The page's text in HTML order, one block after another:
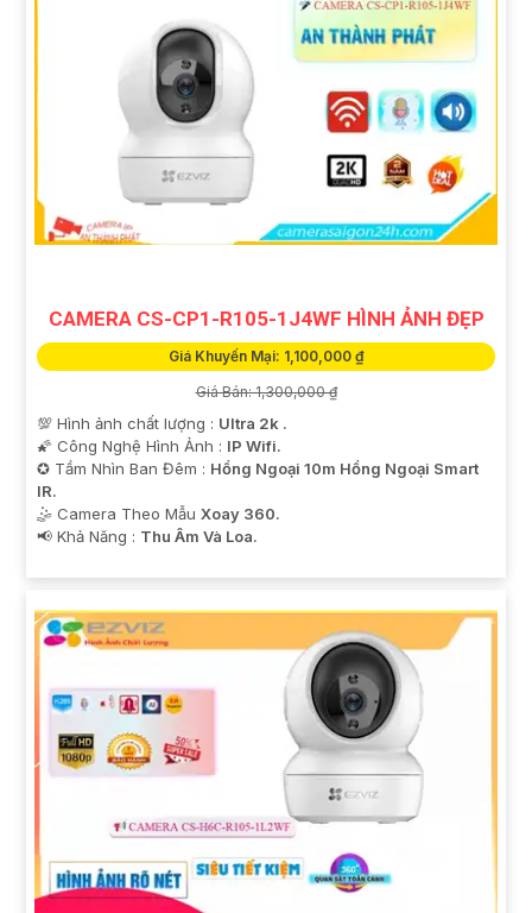
CAMERA CS-CP1-R105-1J4WF HÌNH ẢNH ĐẸP
Giá Khuyến Mại: 1,100,000 ₫
Giá Bán: 1,300,000 ₫
💯 Hình ảnh chất lượng : Ultra 2k .
🌠 Công Nghệ Hình Ảnh : IP Wifi.
✪ Tầm Nhìn Ban Đêm : Hồng Ngoại 10m Hồng Ngoại Smart
IR.
🤹 Camera Theo Mẫu Xoay 360.
️📢 Khả Năng : Thu Âm Và Loa.